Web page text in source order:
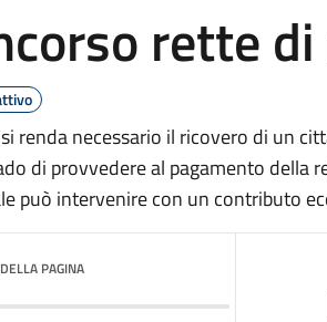
rette
renda necessario il ricovero di un
di provvedere al pagamento
può intervenire con un contributo
PAGINA